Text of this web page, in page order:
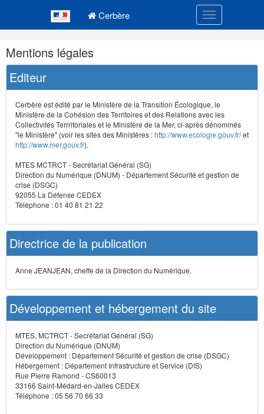
Cerbère Toggle
Navigation
et
outils
annexes
Mentions légales
Editeur
Cerbère est édité par le Ministère de la Transition Écologique, le
Ministère de la Cohésion des Territoires et des Relations avec les
Collectivités Terrritoriales et le Ministère de la Mer, ci-après dénommés
"le Ministère" (voir les sites des Ministères :http://www.ecologie.gouv.fr/et
http://www.mer.gouv.fr).
MTES MCTRCT - Secrétariat Général (SG)
Direction du Numérique (DNUM) - Département Sécurité et gestion de
crise (DSGC)
92055 La Défense CEDEX
Téléphone : 01 40 81 21 22
Directrice de la publication
Anne JEANJEAN, cheffe de la Direction du Numérique.
Développement et hébergement du site
MTES, MCTRCT - Secrétariat Général (SG)
Direction du Numérique (DNUM)
Développement : Département Sécurité et gestion de crise (DSGC)
Hébergement : Département Infrastructure et Service (DIS)
Rue Pierre Ramond - CS60013
33166 Saint-Médard-en-Jalles CEDEX
Téléphone : 05 56 70 66 33